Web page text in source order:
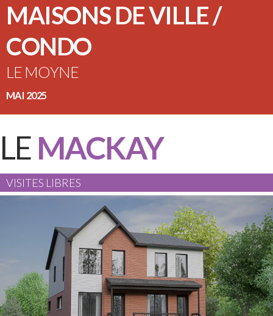
MAISONS DE VILLE /
CONDO
LE MOYNE
MAI 2025
LE MACKAY
VISITES LIBRES